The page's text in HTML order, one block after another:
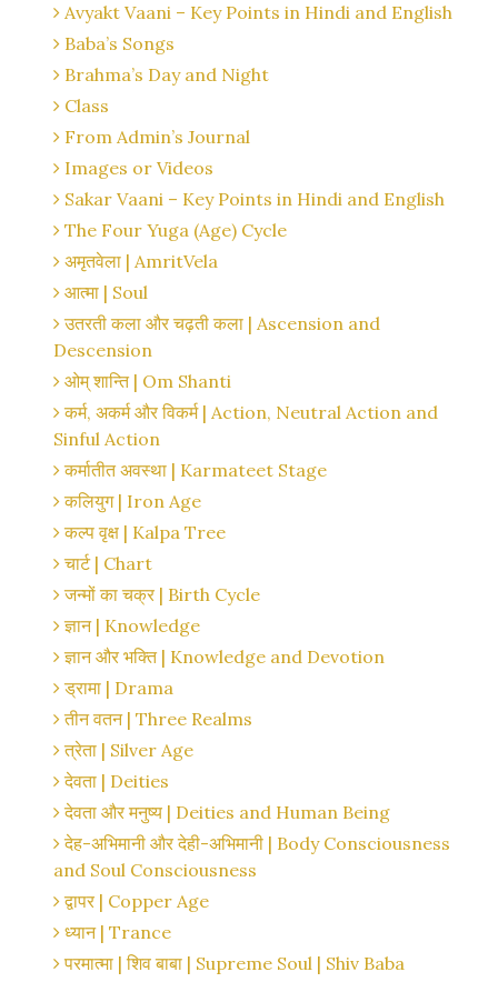
Avyakt Vaani – Key Points in Hindi and English
Baba’s Songs
Brahma’s Day and Night
Class
From Admin’s Journal
Images or Videos
Sakar Vaani – Key Points in Hindi and English
The Four Yuga (Age) Cycle
अमृतवेला | AmritVela
आत्मा | Soul
उतरती कला और चढ़ती कला | Ascension and
Descension
ओम् शान्ति | Om Shanti
कर्म, अकर्म और विकर्म | Action, Neutral Action and
Sinful Action
कर्मातीत अवस्था | Karmateet Stage
कलियुग | Iron Age
कल्प वृक्ष | Kalpa Tree
चार्ट | Chart
जन्मों का चक्र | Birth Cycle
ज्ञान | Knowledge
ज्ञान और भक्ति | Knowledge and Devotion
ड्रामा | Drama
तीन वतन | Three Realms
त्रेता | Silver Age
देवता | Deities
देवता और मनुष्य | Deities and Human Being
देह-अभिमानी और देही-अभिमानी | Body Consciousness
and Soul Consciousness
द्वापर | Copper Age
ध्यान | Trance
परमात्मा | शिव बाबा | Supreme Soul | Shiv Baba